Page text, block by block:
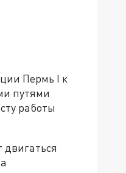
Пермь I к
путями
работы